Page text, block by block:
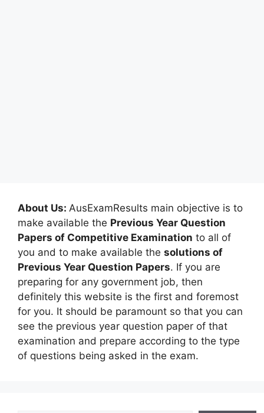
About Us: AusExamResults main objective is to
make available the Previous Year Question
Papers of Competitive Examination to all of
you and to make available the solutions of
Previous Year Question Papers. If you are
preparing for any government job, then
definitely this website is the first and foremost
for you. It should be paramount so that you can
see the previous year question paper of that
examination and prepare according to the type
of questions being asked in the exam.